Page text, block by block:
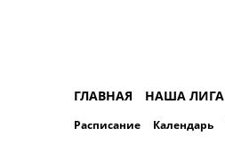
ГЛАВНАЯ НАША ЛИГА
Расписание Календарь